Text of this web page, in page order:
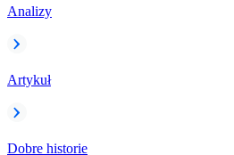
Analizy
Artykuł
Dobre historie